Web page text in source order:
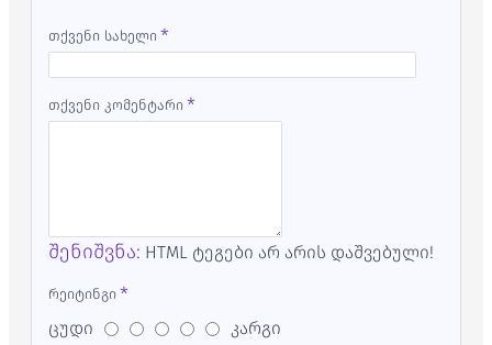
თქვენი სახელი
თქვენი კომენტარი
შენიშვნა: HTML ტეგები არ არის დაშვებული!
რეიტინგი
ცუდი კარგი